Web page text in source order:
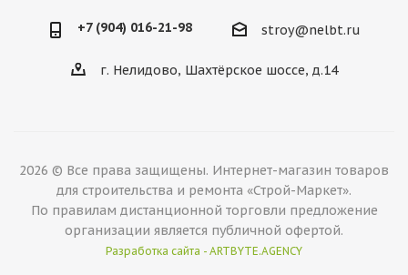
+7 (904) 016-21-98 stroy@nelbt.ru
г. Нелидово, Шахтёрское шоссе, д.14
2026 © Все права защищены. Интернет-магазин товаров
для строительства и ремонта «Строй-Маркет».
По правилам дистанционной торговли предложение
организации является публичной офертой.
Разработка сайта - ARTBYTE.AGENCY